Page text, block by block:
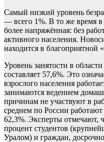
Самый низкий уровень
— всего 1%. В то же время
более напряжённая: без
активного населения.
находится в благоприятной
Уровень занятости в
составляет 57,6%. Это
взрослого населения
занимаются ведением
причинам не участвуют в
среднем по России
62,3%. Эксперты отмечают,
процент студентов
Уралом) и граждан,